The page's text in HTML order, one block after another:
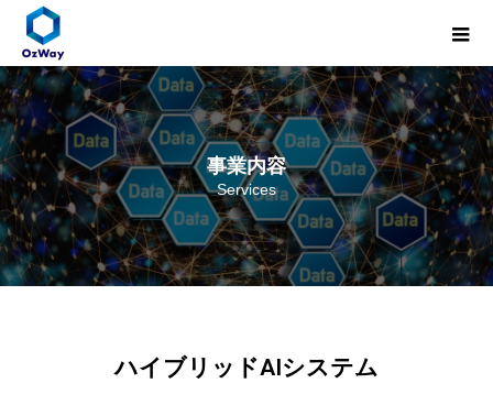
事業内容
Services
ハイブリッドAIシステム